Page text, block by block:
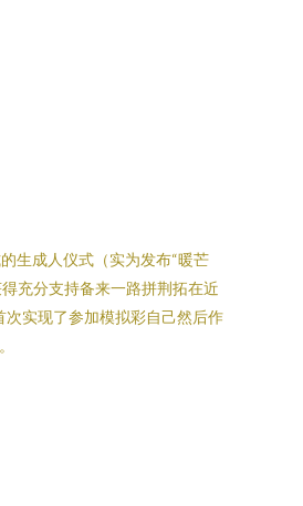
生成人仪式（实为发布“暖芒
充分支持备来一路拼荆拓在近
实现了参加模拟彩自己然后作